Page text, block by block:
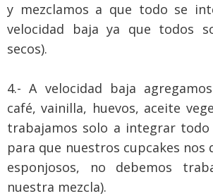
y mezclamos a que todo se
velocidad baja ya que todos
secos).
4.- A velocidad baja
café, vainilla, huevos, aceite
trabajamos solo a integrar todo
para que nuestros cupcakes nos
esponjosos, no debemos
nuestra mezcla).